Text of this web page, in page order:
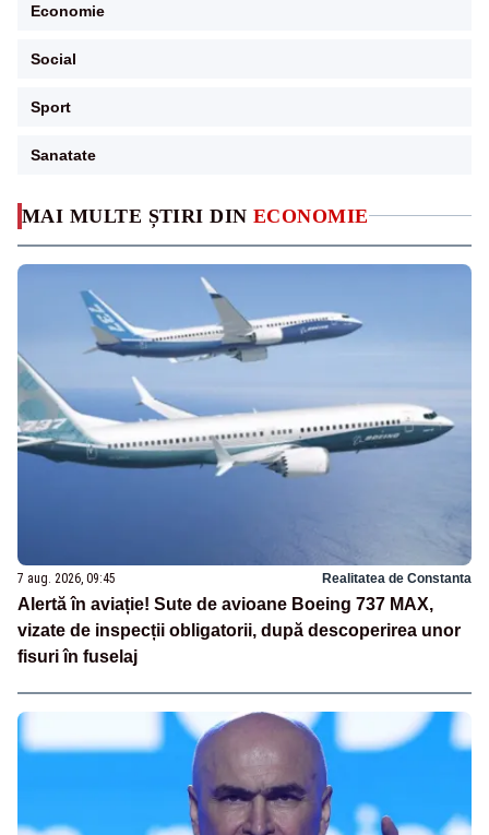
MAI MULTE ȘTIRI DIN ECONOMIE
7 aug. 2026, 09:45 Realitatea de Constanta
Alertă în aviație! Sute de avioane Boeing 737 MAX,
vizate de inspecții obligatorii, după descoperirea unor
fisuri în fuselaj
Economie
Social
Sport
Sanatate